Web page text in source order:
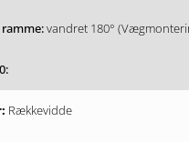
vandret 180°
Rækkevidde